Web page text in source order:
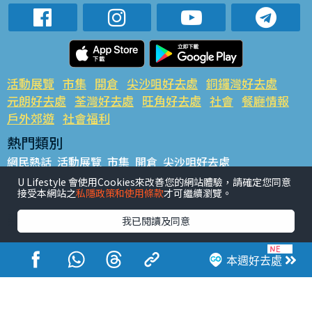
本週好去處
活動展覽 市集 開倉 尖沙咀好去處 銅鑼灣好去處
元朗好去處 荃灣好去處 旺角好去處 社會 餐廳情報
戶外郊遊 社會福利
熱門類別
網民熱話 活動展覽 市集 開倉 尖沙咀好去處
銅鑼灣好去處 元朗好去處 荃灣好去處 旺角好去處 社會
餐廳情報 戶外郊遊
熱門標籤
#UGO搵好去處 #人氣活動推介 #美食社群熱話
#親子玩樂好去處
#ULifestyle應用程式
#限時搶
#UJetso禮物放送
#ULifestyle商戶中心 #著數 #網絡熱話
U Lifestyle 會使用Cookies來改善您的網站體驗，請確定您同意
接受本網站之私隱政策和使用條款才可繼續瀏覽。
我已閱讀及同意